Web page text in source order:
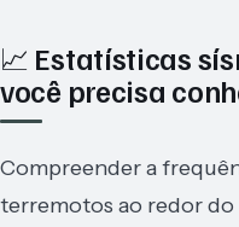
📈 Estatísticas
você precisa
Compreender a
terremotos ao redor do